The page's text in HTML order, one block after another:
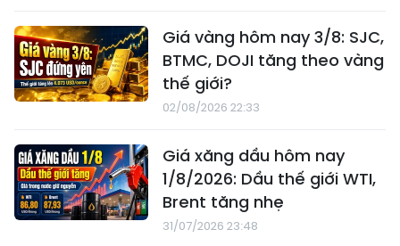
Giá vàng hôm nay 3/8: SJC,
BTMC, DOJI tăng theo vàng
thế giới?
02/08/2026 22:33
Giá xăng dầu hôm nay
1/8/2026: Dầu thế giới WTI,
Brent tăng nhẹ
31/07/2026 23:48